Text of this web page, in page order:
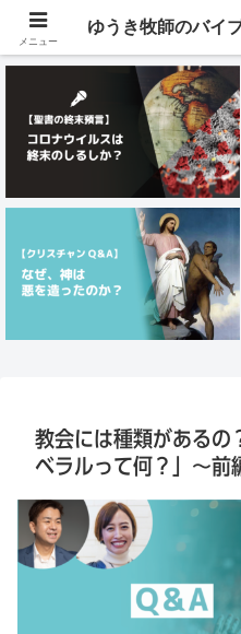
メ
教会には種類があるの
ベラルって何？」〜前
メニュー
ゆうき牧師のバイ